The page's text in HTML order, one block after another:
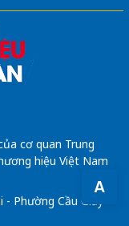
A
cơ quan Trung
hiệu Việt Nam
Phường Cầu Giấy -